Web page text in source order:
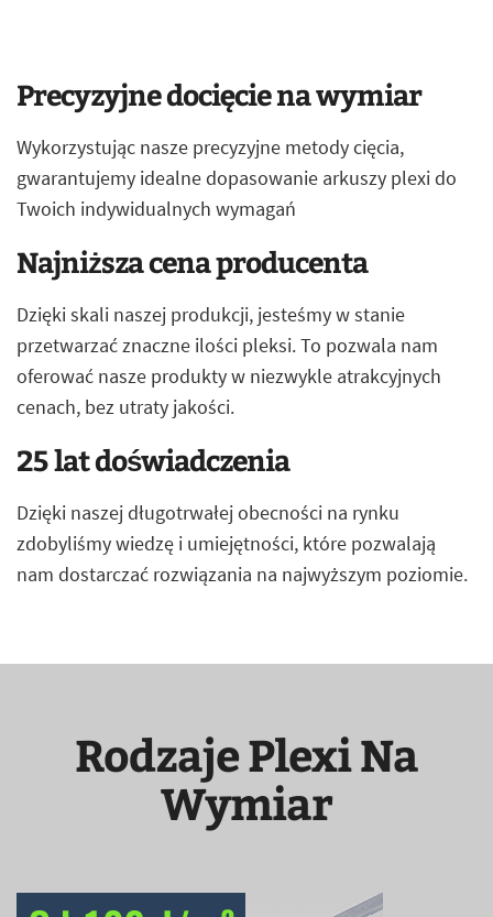
Precyzyjne docięcie na wymiar
Wykorzystując nasze precyzyjne metody cięcia,
gwarantujemy idealne dopasowanie arkuszy plexi do
Twoich indywidualnych wymagań
Najniższa cena producenta
Dzięki skali naszej produkcji, jesteśmy w stanie
przetwarzać znaczne ilości pleksi. To pozwala nam
oferować nasze produkty w niezwykle atrakcyjnych
cenach, bez utraty jakości.
25 lat doświadczenia
Dzięki naszej długotrwałej obecności na rynku
zdobyliśmy wiedzę i umiejętności, które pozwalają
nam dostarczać rozwiązania na najwyższym poziomie.
Rodzaje Plexi Na
Wymiar